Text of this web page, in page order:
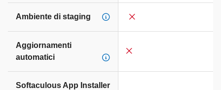
Ambiente di staging
Aggiornamenti
automatici
Softaculous App Installer